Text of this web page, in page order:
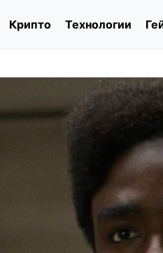
Крипто Технологии